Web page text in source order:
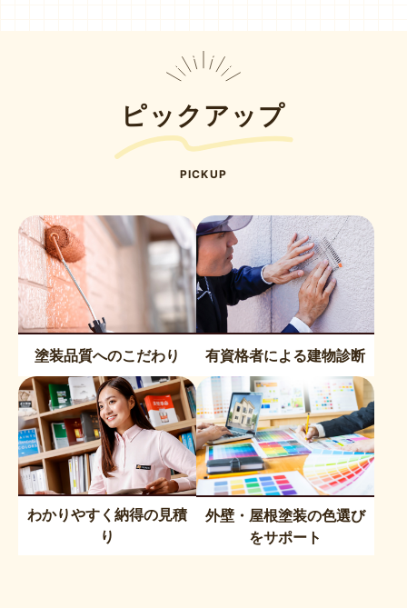
ピックアップ
PICKUP
塗装品質へのこだわり 有資格者による建物診断
わかりやすく納得の見積
り
外壁・屋根塗装の色選び
をサポート